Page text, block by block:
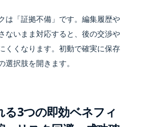
は「証拠不備」です。編集履歴や
ないまま対応すると、後の交渉や
くくなります。初動で確実に保存
択肢を開きます。
る3つの即効ベネフィ